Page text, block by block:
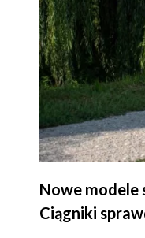
Nowe modele
Ciągniki